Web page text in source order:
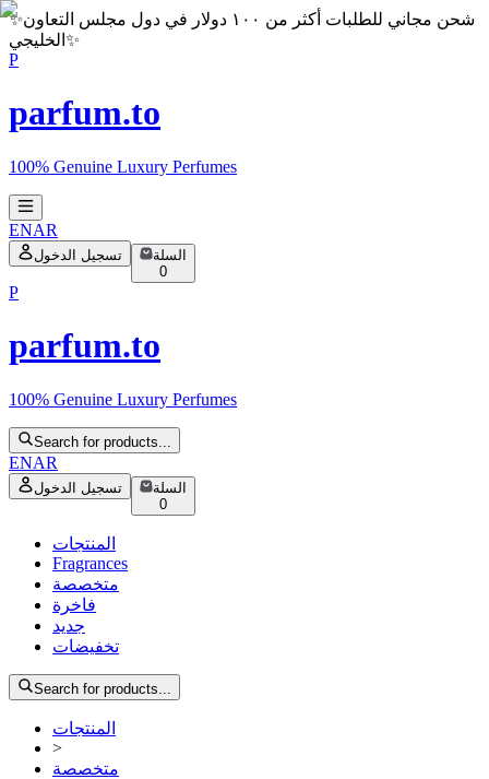
✨شحن مجاني للطلبات أكثر من ١٠٠ دولار في دول مجلس التعاون
الخليجي ✨
P
parfum.to
100% Genuine Luxury Perfumes
ENAR
تسجيل الدخول
السلة
0
P
parfum.to
100% Genuine Luxury Perfumes
Search for products...
ENAR
تسجيل الدخول
السلة
0
المنتجات
Fragrances
متخصصة
فاخرة
جديد
تخفيضات
Search for products...
المنتجات
>
متخصصة